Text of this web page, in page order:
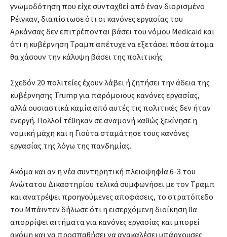
γνωμοδότηση που είχε συνταχθεί από έναν διορισμένο
Ρέιγκαν, διαπίστωσε ότι οι κανόνες εργασίας του
Αρκάνσας δεν επιτρέπονται βάσει του νόμου Medicaid και
ότι η κυβέρνηση Τραμπ απέτυχε να εξετάσει πόσα άτομα
θα χάσουν την κάλυψη βάσει της πολιτικής .
Σχεδόν 20 πολιτείες έχουν λάβει ή ζητήσει την άδεια της
κυβέρνησης Trump για παρόμοιους κανόνες εργασίας,
αλλά ουσιαστικά καμία από αυτές τις πολιτικές δεν ήταν
ενεργή. Πολλοί τέθηκαν σε αναμονή καθώς ξεκίνησε η
νομική μάχη και η Γιούτα σταμάτησε τους κανόνες
εργασίας της λόγω της πανδημίας.
Ακόμα και αν η νέα συντηρητική πλειοψηφία 6-3 του
Ανώτατου Δικαστηρίου τελικά συμφωνήσει με τον Τραμπ
και ανατρέψει προηγούμενες αποφάσεις, το στρατόπεδο
του Μπάιντεν δήλωσε ότι η εισερχόμενη διοίκηση θα
απορρίψει αιτήματα για κανόνες εργασίας και μπορεί
ακόμη και να προσπαθήσει να ανακαλέσει υπάρχουσες